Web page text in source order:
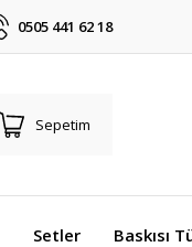
0505 441 62 18
Sepetim
Setler Baskısı